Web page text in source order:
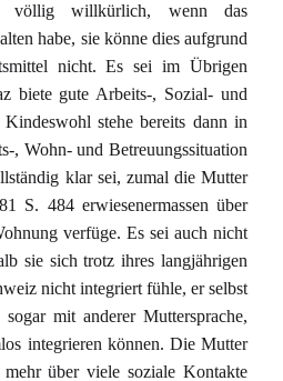
völlig willkürlich, wenn das
habe, sie könne dies aufgrund
nicht. Es sei im Übrigen
biete gute Arbeits-, Sozial- und
Kindeswohl stehe bereits dann in
, Wohn- und Betreuungssituation
klar sei, zumal die Mutter
S. 484 erwiesenermassen über
verfüge. Es sei auch nicht
sie sich trotz ihres langjährigen
nicht integriert fühle, er selbst
mit anderer Muttersprache,
integrieren können. Die Mutter
über viele soziale Kontakte